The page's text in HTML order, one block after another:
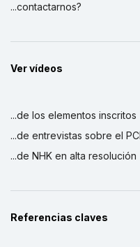
...contactarnos?
Ver vídeos
...de los elementos inscritos
...de entrevistas sobre el PCI
...de NHK en alta resolución
Referencias claves